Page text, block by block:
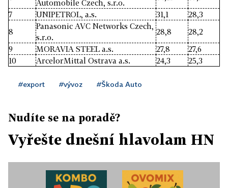
Automobile Czech, s.r.o.
7
UNIPETROL, a.s. 31,1
28,3
8
Panasonic AVC Networks Czech,
s.r.o.
28,8
28,2
9
MORAVIA STEEL a.s. 27,8
27,6
10
ArcelorMittal Ostrava a.s. 24,3 25,3
#export #vývoz #Škoda Auto
Nudíte se na poradě?
Vyřešte dnešní hlavolam HN